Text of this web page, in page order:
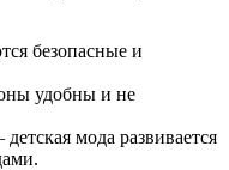
безопасные и
удобны и не
мода развивается